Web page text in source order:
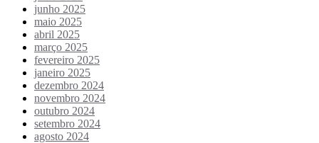
junho 2025
maio 2025
abril 2025
março 2025
fevereiro 2025
janeiro 2025
dezembro 2024
novembro 2024
outubro 2024
setembro 2024
agosto 2024